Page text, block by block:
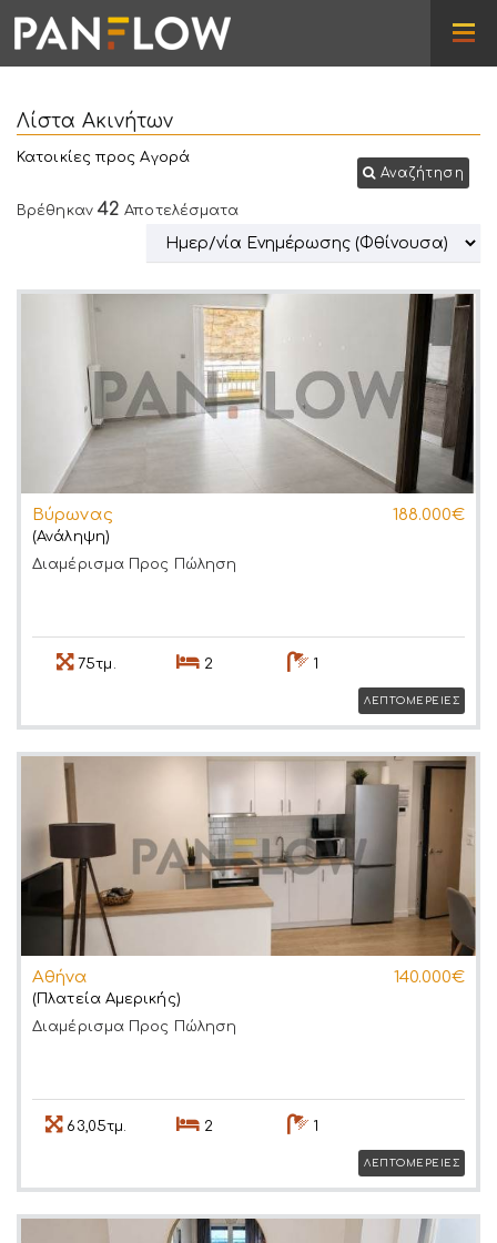
Λίστα Ακινήτων
Αναζήτηση
Κατοικίες προς Αγορά
Βρέθηκαν 42 Αποτελέσματα
Βύρωνας 188.000€
(Ανάληψη)
Διαμέρισμα Προς Πώληση
75τμ. 2 1
ΛΕΠΤΟΜΕΡΕΙΕΣ
Αθήνα 140.000€
(Πλατεία Αμερικής)
Διαμέρισμα Προς Πώληση
63,05τμ. 2 1
ΛΕΠΤΟΜΕΡΕΙΕΣ